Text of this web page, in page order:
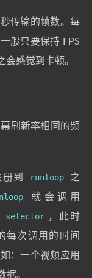
秒传输的帧数。每
般只要保持 FPS
感觉到卡顿。
刷新率相同的频
到 runloop
之
就会调用
selector ，此时
每次调用的时间
：一个视频应用
据。